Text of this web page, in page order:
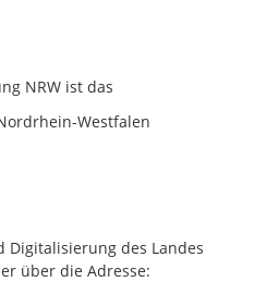
NRW ist das
Westfalen
Digitalisierung des Landes
über die Adresse: